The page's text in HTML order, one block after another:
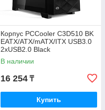
Корпус PCCooler C3D510 BK
EATX/ATX/mATX/ITX USB3.0
2xUSB2.0 Black
В наличии
16 254 ₸
Купить